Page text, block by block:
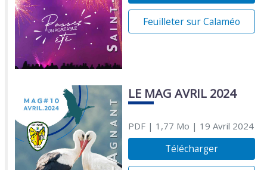
Feuilleter sur Calaméo
LE MAG AVRIL 2024
PDF| 1,77 Mo | 19 Avril 2024
Télécharger